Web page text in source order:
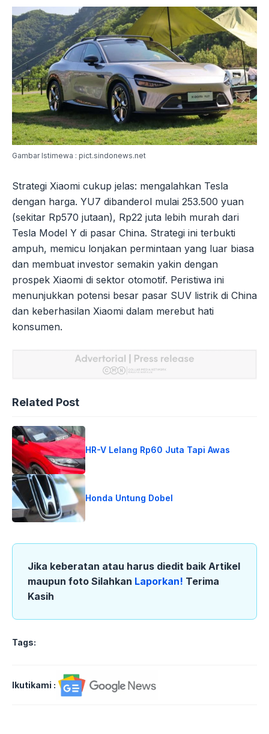
Gambar Istimewa : pict.sindonews.net
Strategi Xiaomi cukup jelas: mengalahkan Tesla
dengan harga. YU7 dibanderol mulai 253.500 yuan
(sekitar Rp570 jutaan), Rp22 juta lebih murah dari
Tesla Model Y di pasar China. Strategi ini terbukti
ampuh, memicu lonjakan permintaan yang luar biasa
dan membuat investor semakin yakin dengan
prospek Xiaomi di sektor otomotif. Peristiwa ini
menunjukkan potensi besar pasar SUV listrik di China
dan keberhasilan Xiaomi dalam merebut hati
konsumen.
Related Post
HR-V Lelang Rp60 Juta Tapi Awas
Honda Untung Dobel
Jika keberatan atau harus diedit baik Artikel
maupun foto Silahkan Laporkan! Terima
Kasih
Tags:
Ikutikami :